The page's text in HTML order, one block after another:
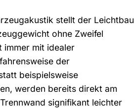
stellt der Leichtbau
ohne Zweifel
immer mit idealer
der
beispielsweise
werden bereits direkt am
signifikant leichter